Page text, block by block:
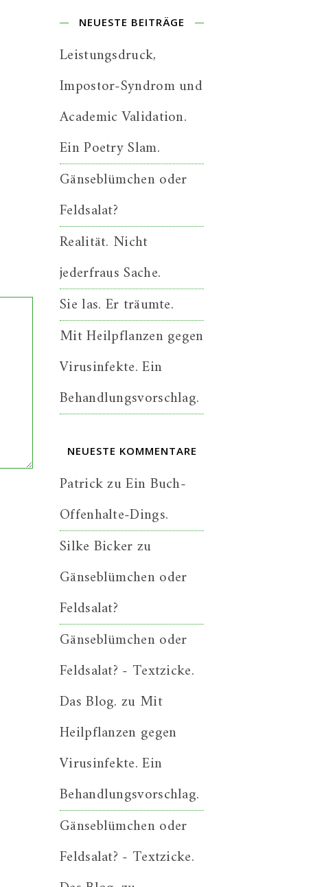
NEUESTE BEITRÄGE
Leistungsdruck,
Impostor-Syndrom und
Academic Validation.
Ein Poetry Slam.
Gänseblümchen oder
Feldsalat?
Realität. Nicht
jederfraus Sache.
Sie las. Er träumte.
Mit Heilpflanzen gegen
Virusinfekte. Ein
Behandlungsvorschlag.
NEUESTE KOMMENTARE
PatrickzuEin Buch-
Offenhalte-Dings.
Silke Bickerzu
Gänseblümchen oder
Feldsalat?
Gänseblümchen oder
Feldsalat? - Textzicke.
Das Blog. zu Mit
Heilpflanzen gegen
Virusinfekte. Ein
Behandlungsvorschlag.
Gänseblümchen oder
Feldsalat? - Textzicke.